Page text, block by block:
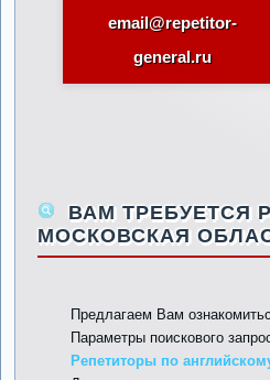
email@repetitor-
general.ru
ВАМ ТРЕБУЕТСЯ
МОСКОВСКАЯ
Предлагаем Вам
Параметры поискового
Репетиторы по